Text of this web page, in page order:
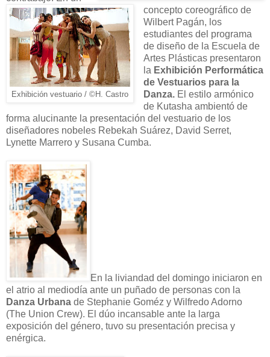
Exhibición vestuario / ©H. Castro
concepto coreográfico de
Wilbert Pagán, los
estudiantes del programa
de diseño de la Escuela de
Artes Plásticas presentaron
la Exhibición Performática
de Vestuarios para la
Danza. El estilo armónico
de Kutasha ambientó de
forma alucinante la presentación del vestuario de los
diseñadores nobeles Rebekah Suárez, David Serret,
Lynette Marrero y Susana Cumba.
En la liviandad del domingo iniciaron en
el atrio al mediodía ante un puñado de personas con la
Danza Urbana de Stephanie Goméz y Wilfredo Adorno
(The Union Crew). El dúo incansable ante la larga
exposición del género, tuvo su presentación precisa y
enérgica.